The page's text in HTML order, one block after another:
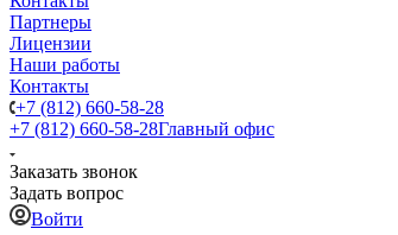
Партнеры
Лицензии
Наши работы
Контакты
+7 (812) 660-58-28
+7 (812) 660-58-28Главный офис
Заказать звонок
Задать вопрос
Войти